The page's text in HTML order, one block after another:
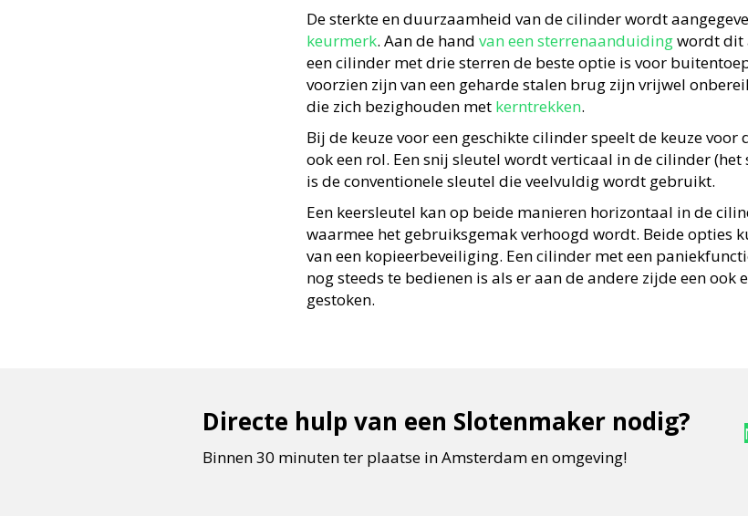
De sterkte en duurzaamheid van de cilinder wordt
keurmerk. Aan de hand van een sterrenaanduidingwordt dit
een cilinder met drie sterren de beste optie is voor
voorzien zijn van een geharde stalen brug zijn vrijwel
die zich bezighouden met kerntrekken.
Bij de keuze voor een geschikte cilinder speelt de keuze voor
ook een rol. Een snij sleutel wordt verticaal in de cilinder (het
is de conventionele sleutel die veelvuldig wordt gebruikt.
Een keersleutel kan op beide manieren horizontaal in de
waarmee het gebruiksgemak verhoogd wordt. Beide opties
van een kopieerbeveiliging. Een cilinder met een
nog steeds te bedienen is als er aan de andere zijde een ook
gestoken.
Directe hulp van een Slotenmaker nodig?
Binnen 30 minuten ter plaatse in Amsterdam en omgeving!